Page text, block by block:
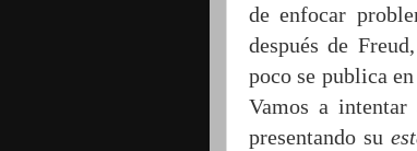
de enfocar
después de
poco se publica
Vamos a
presentando su